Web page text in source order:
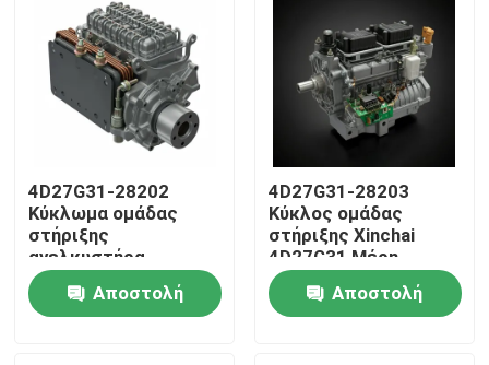
Σπίτι
Προϊόντα
4D27G31-28202
Κύκλωμα ομάδας
στήριξης
ανελκυστήρα
βελονιών Ασφαλείς
εξαρτήματα κινητήρα
ντίζελ
Αποστολή
4D27G31-28203
Κύκλος ομάδας
στήριξης Xinchai
4D27G31 Μέρη
κινητήρων ντίζελ
Αποστολή